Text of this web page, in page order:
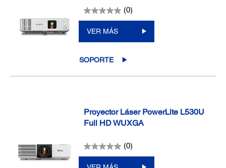
(0)
VER MÁS
SOPORTE
Proyector Láser PowerLite L530U
Full HD WUXGA
(0)